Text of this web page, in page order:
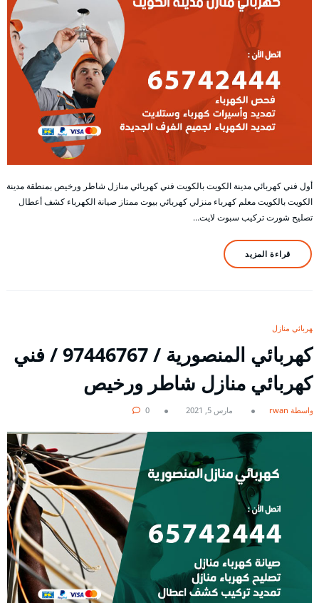
أول فني كهربائي مدينة الكويت بالكويت فني كهربائي منازل شاطر ورخيص بمنطقة مدينة
الكويت بالكويت معلم كهرباء منزلي كهربائي بيوت ممتاز صيانة الكهرباء كشف أعطال
تصليح شورت تركيب سبوت لايت…
قراءة المزيد
كهربائي منازل
كهربائي المنصورية / 97446767 / فني
كهربائي منازل شاطر ورخيص
بواسطة rwan مارس 5, 2021 0